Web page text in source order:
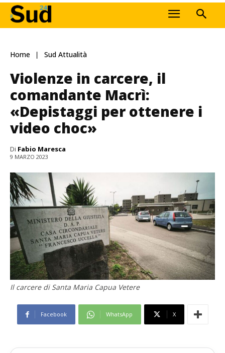
Home Sud Attualità
Violenze in carcere, il
comandante Macrì:
«Depistaggi per ottenere i
video choc»
Di Fabio Maresca
9 MARZO 2023
Il carcere di Santa Maria Capua Vetere
Facebook WhatsApp X